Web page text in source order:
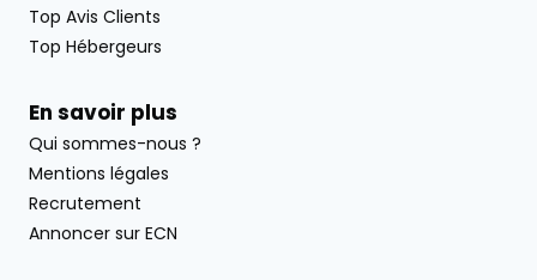
Top Avis Clients
Top Hébergeurs
En savoir plus
Qui sommes-nous ?
Mentions légales
Recrutement
Annoncer sur ECN